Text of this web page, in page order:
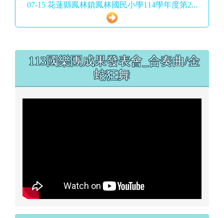
07-15 花蓮縣鳳林鎮鳳林國民小學114學年度第2...
左邊區域內容
113國樂團成果發表會_合奏曲/金
蛇狂舞